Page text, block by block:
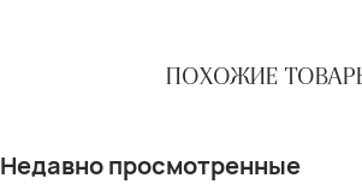
ПОХОЖИЕ
Недавно просмотренные